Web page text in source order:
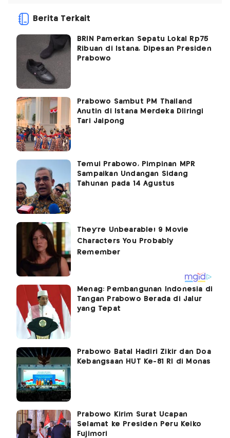
Berita Terkait
BRIN Pamerkan Sepatu Lokal Rp75
Ribuan di Istana, Dipesan Presiden
Prabowo
Prabowo Sambut PM Thailand
Anutin di Istana Merdeka Diiringi
Tari Jaipong
Temui Prabowo, Pimpinan MPR
Sampaikan Undangan Sidang
Tahunan pada 14 Agustus
Menag: Pembangunan Indonesia di
Tangan Prabowo Berada di Jalur
yang Tepat
Prabowo Batal Hadiri Zikir dan Doa
Kebangsaan HUT Ke-81 RI di Monas
Prabowo Kirim Surat Ucapan
Selamat ke Presiden Peru Keiko
Fujimori